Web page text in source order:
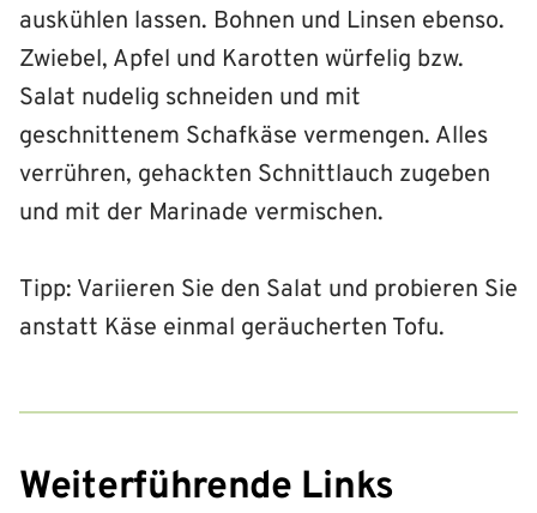
auskühlen lassen. Bohnen und Linsen ebenso.
Zwiebel, Apfel und Karotten würfelig bzw.
Salat nudelig schneiden und mit
geschnittenem Schafkäse vermengen. Alles
verrühren, gehackten Schnittlauch zugeben
und mit der Marinade vermischen.
Tipp: Variieren Sie den Salat und probieren Sie
anstatt Käse einmal geräucherten Tofu.
Weiterführende Links